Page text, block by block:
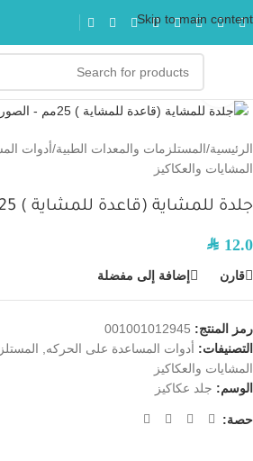
Skip to main content
اضغط للتكبير
الرئيسية/المستلزمات والمعدات الطبية/أدوات
المشايات والعكاكيز
جلدة للمشاية (قاعدة للمشاية ) 25مم
SAR 12.0
قارن إضافة إلى مفضلة
رمز المنتج: 001001012945
التصنيفات: أدوات المساعدة على الحركه,
المشايات والعكاكيز
الوسم: جلد عكاكيز
حصة: